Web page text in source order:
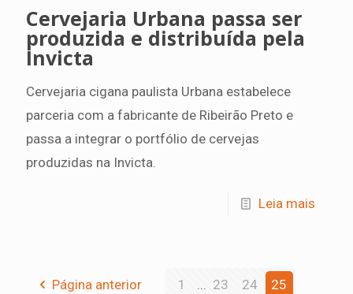
Cervejaria Urbana passa ser
produzida e distribuída pela
Invicta
Cervejaria cigana paulista Urbana estabelece
parceria com a fabricante de Ribeirão Preto e
passa a integrar o portfólio de cervejas
produzidas na Invicta.
Leia mais
Página anterior 1 ... 23 24 25